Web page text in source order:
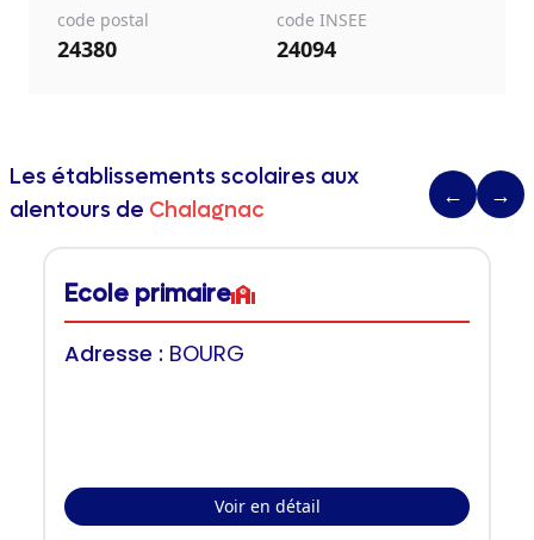
code postal
24380
code INSEE
24094
Les établissements scolaires aux
alentours de Chalagnac
← →
Ecole primaire
Adresse : BOURG
Voir en détail